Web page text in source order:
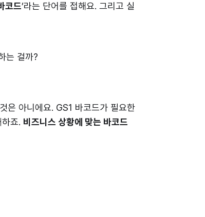
코드’라는 단어를 접해요. 그리고 실
는 걸까?
은 아니에요. GS1 바코드가 필요한
죠. 비즈니스 상황에 맞는 바코드